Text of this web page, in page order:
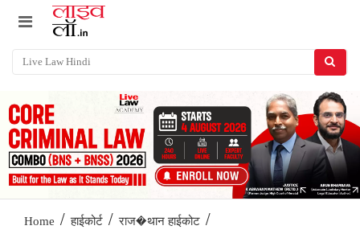
Home / हाईकोर्ट / राज�थान हाईकोट /